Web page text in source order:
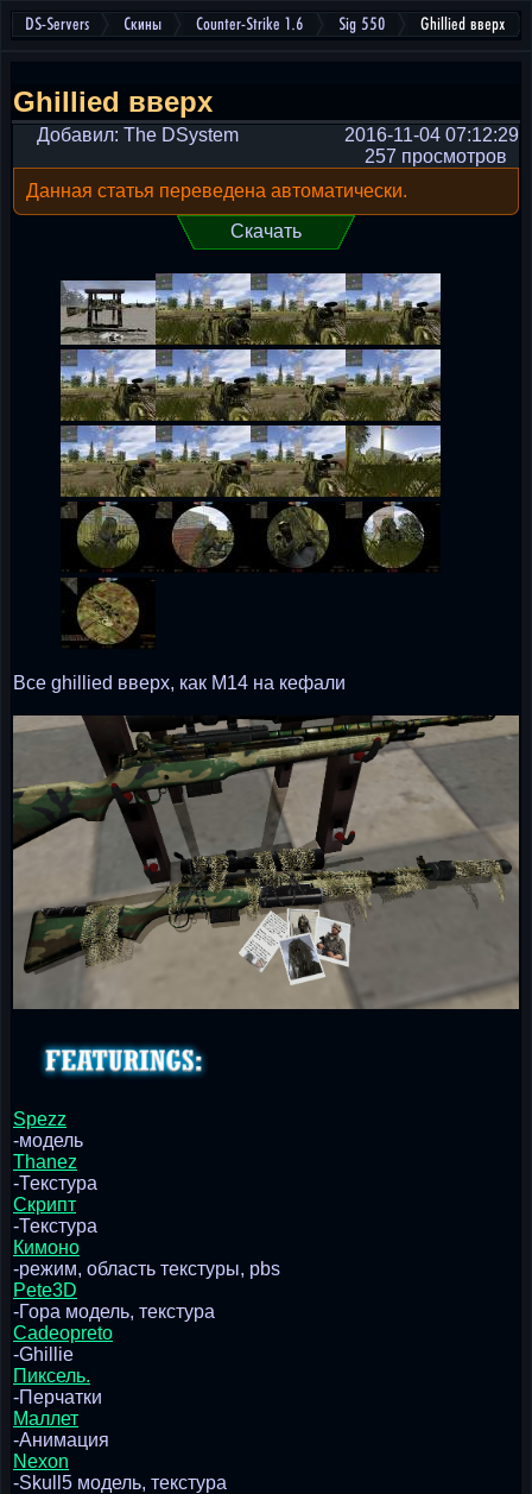
DS-Servers Скины Counter-Strike 1.6 Sig 550 Ghillied вверх
Ghillied вверх
Добавил: The DSystem
2016-11-04 07:12:29
257 просмотров
Данная статья переведена автоматически.
Скачать
Все ghillied вверх, как M14 на кефали
Spezz
-модель
Thanez
-Текстура
Скрипт
-Текстура
Кимоно
-режим, область текстуры, pbs
Pete3D
-Гора модель, текстура
Cadeopreto
-Ghillie
Пиксель.
-Перчатки
Маллет
-Анимация
Nexon
-Skull5 модель, текстура